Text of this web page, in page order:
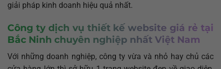
giải pháp kinh doanh hiệu quả nhất.
Công ty dịch vụ thiết kế website giá rẻ tại
Bắc Ninh chuyên nghiệp nhất Việt Nam
Với những doanh nghiệp, công ty vừa và nhỏ hay chủ các